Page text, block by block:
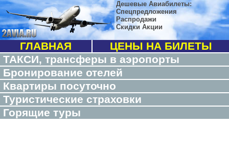
Дешевые Авиабилеты:
Спецпредложения
Распродажи
Скидки Акции
ГЛАВНАЯ
ЦЕНЫ НА БИЛЕТЫ
ТАКСИ, трансферы в аэропорты
Бронирование отелей
Квартиры посуточно
Туристические страховки
Горящие туры